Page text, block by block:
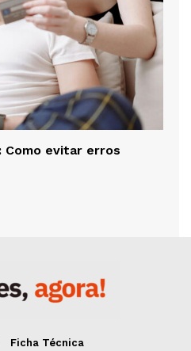
Como evitar erros
Ficha Técnica